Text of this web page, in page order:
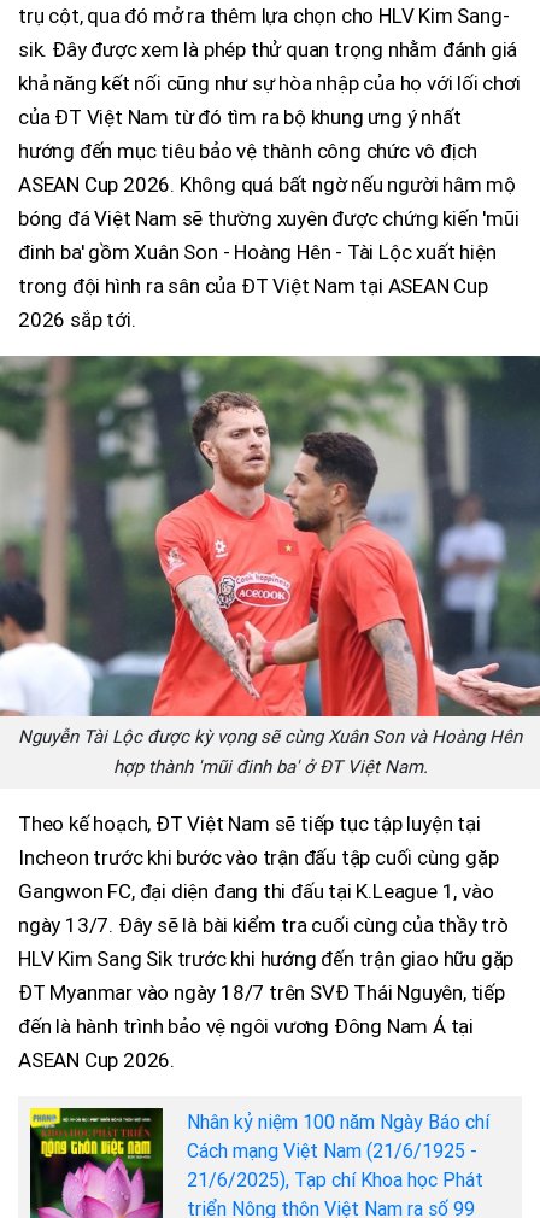
trụ cột, qua đó mở ra thêm lựa chọn cho HLV Kim Sang-
sik. Đây được xem là phép thử quan trọng nhằm đánh giá
khả năng kết nối cũng như sự hòa nhập của họ với lối chơi
của ĐT Việt Nam từ đó tìm ra bộ khung ưng ý nhất
hướng đến mục tiêu bảo vệ thành công chức vô địch
ASEAN Cup 2026. Không quá bất ngờ nếu người hâm mộ
bóng đá Việt Nam sẽ thường xuyên được chứng kiến 'mũi
đinh ba' gồm Xuân Son - Hoàng Hên - Tài Lộc xuất hiện
trong đội hình ra sân của ĐT Việt Nam tại ASEAN Cup
2026 sắp tới.
Nguyễn Tài Lộc được kỳ vọng sẽ cùng Xuân Son và Hoàng Hên
hợp thành 'mũi đinh ba' ở ĐT Việt Nam.
Theo kế hoạch, ĐT Việt Nam sẽ tiếp tục tập luyện tại
Incheon trước khi bước vào trận đấu tập cuối cùng gặp
Gangwon FC, đại diện đang thi đấu tại K.League 1, vào
ngày 13/7. Đây sẽ là bài kiểm tra cuối cùng của thầy trò
HLV Kim Sang Sik trước khi hướng đến trận giao hữu gặp
ĐT Myanmar vào ngày 18/7 trên SVĐ Thái Nguyên, tiếp
đến là hành trình bảo vệ ngôi vương Đông Nam Á tại
ASEAN Cup 2026.
Nhân kỷ niệm 100 năm Ngày Báo chí
Cách mạng Việt Nam (21/6/1925 -
21/6/2025), Tạp chí Khoa học Phát
triển Nông thôn Việt Nam ra số 99